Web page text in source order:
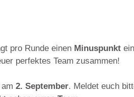
pro Runde einen Minuspunkt
perfektes Team zusammen!
2. September. Meldet euch